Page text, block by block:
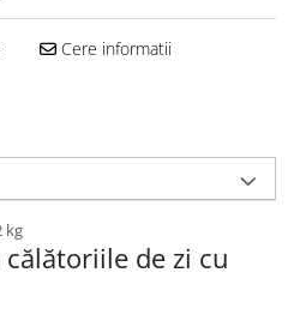
Cere informatii
kg
de zi cu